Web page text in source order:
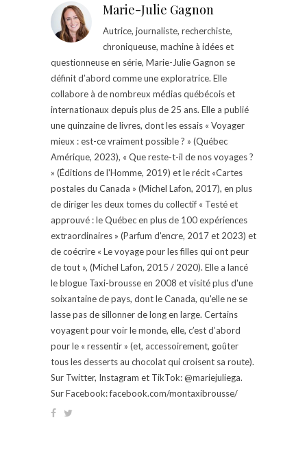
Marie-Julie Gagnon
Autrice, journaliste, recherchiste,
chroniqueuse, machine à idées et
questionneuse en série, Marie-Julie Gagnon se
définit d’abord comme une exploratrice. Elle
collabore à de nombreux médias québécois et
internationaux depuis plus de 25 ans. Elle a publié
une quinzaine de livres, dont les essais « Voyager
mieux : est-ce vraiment possible ? » (Québec
Amérique, 2023), « Que reste-t-il de nos voyages ?
» (Éditions de l'Homme, 2019) et le récit «Cartes
postales du Canada » (Michel Lafon, 2017), en plus
de diriger les deux tomes du collectif « Testé et
approuvé : le Québec en plus de 100 expériences
extraordinaires » (Parfum d'encre, 2017 et 2023) et
de coécrire « Le voyage pour les filles qui ont peur
de tout », (Michel Lafon, 2015 / 2020). Elle a lancé
le blogue Taxi-brousse en 2008 et visité plus d'une
soixantaine de pays, dont le Canada, qu'elle ne se
lasse pas de sillonner de long en large. Certains
voyagent pour voir le monde, elle, c’est d’abord
pour le « ressentir » (et, accessoirement, goûter
tous les desserts au chocolat qui croisent sa route).
Sur Twitter, Instagram et TikTok: @mariejuliega.
Sur Facebook: facebook.com/montaxibrousse/